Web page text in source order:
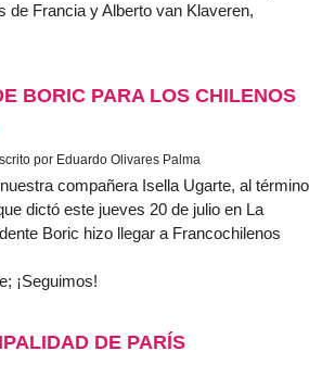
de Francia y Alberto van Klaveren,
BORIC PARA LOS CHILENOS
por Eduardo Olivares Palma
compañera Isella Ugarte, al término
dictó este jueves 20 de julio en La
Boric hizo llegar a Francochilenos
¡Seguimos!
DE PARÍS